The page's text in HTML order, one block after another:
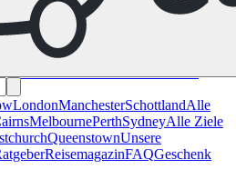
NizzaParis Toulouse
Alle
Rom Sardinien
Reiseziele in
LondonManchesterSchottlandAlle
MelbournePerthSydneyAlle Ziele
QueenstownUnsere
ReisemagazinFAQGeschenk